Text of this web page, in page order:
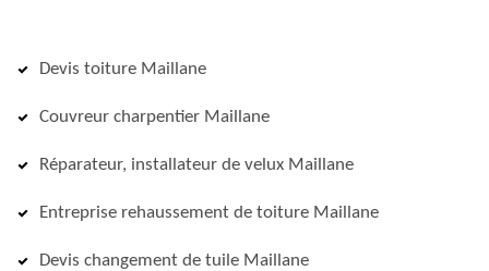
Devis toiture Maillane
Couvreur charpentier Maillane
Réparateur, installateur de velux Maillane
Entreprise rehaussement de toiture Maillane
Devis changement de tuile Maillane